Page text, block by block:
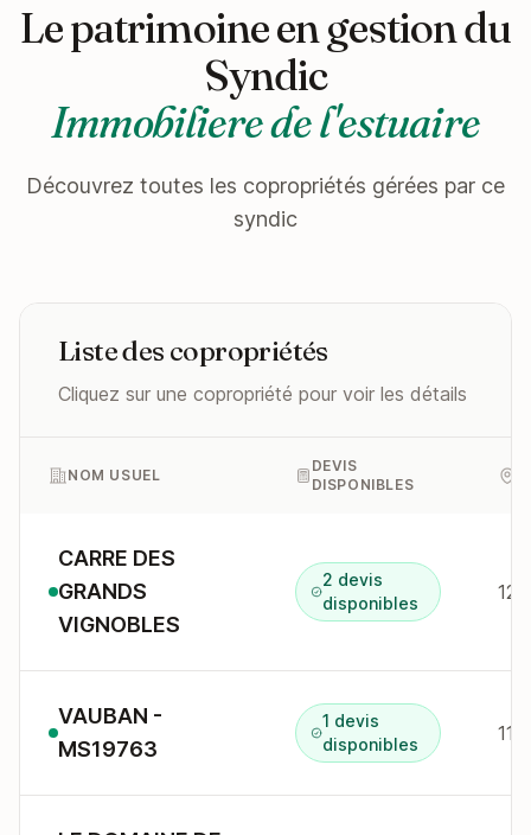
Le patrimoine en gestion du
Syndic
Immobiliere de l'estuaire
Découvrez toutes les copropriétés gérées par ce
syndic
Liste des copropriétés
Cliquez sur une copropriété pour voir les détails
NOM USUEL
DEVIS
DISPONIBLES
CARRE DES
GRANDS
VIGNOBLES
2 devis
disponibles
12
VAUBAN -
MS19763
1 devis
disponibles
11